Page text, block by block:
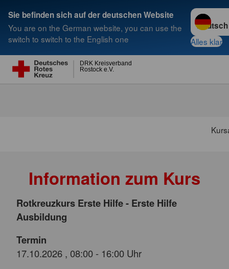
Sie befinden sich auf der deutschen Website
You are on the German website, you can use the
switch to switch to the English one
Sprache
Alles klar
Rostock e.V.
DRK Kreisverband
Suche
Information zum Kurs
Rotkreuzkurs Erste Hilfe - Erste Hilfe
Ausbildung
Termin
17.10.2026 , 08:00 - 16:00 Uhr